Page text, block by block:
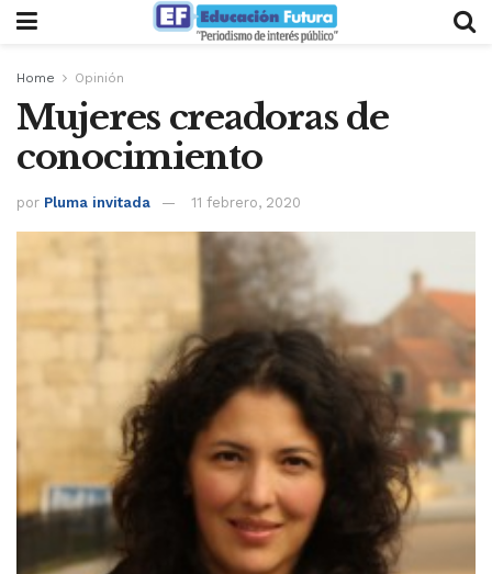
Home Opinión
Mujeres creadoras de
conocimiento
por Pluma invitada 11 febrero, 2020